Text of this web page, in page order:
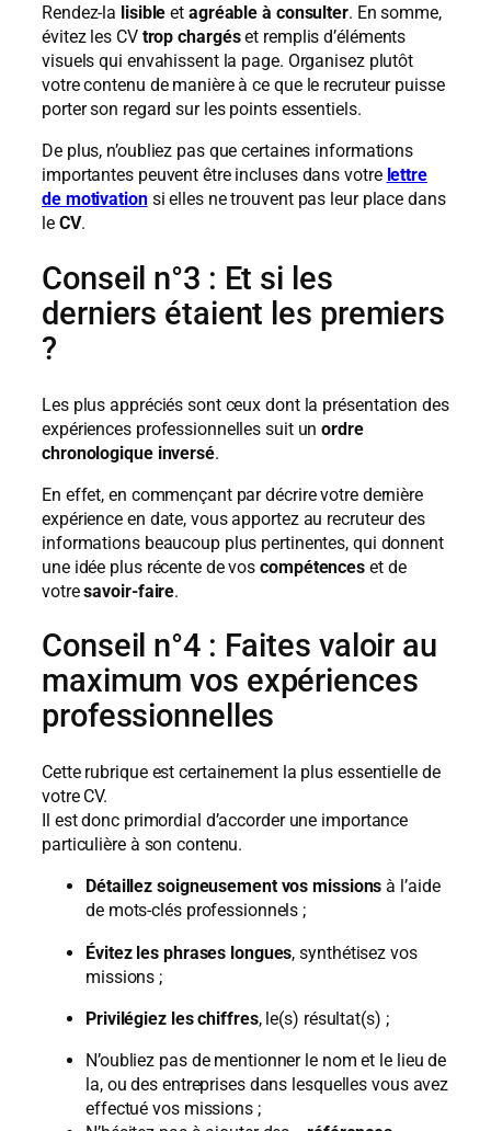
Rendez-la lisibleet agréable à consulter. En somme,
évitez les CV trop chargéset remplis d’éléments
visuels qui envahissent la page. Organisez plutôt
votre contenu de manière à ce que le recruteur puisse
porter son regard sur les points essentiels.
De plus, n’oubliez pas que certaines informations
importantes peuvent être incluses dans votre lettre
de motivationsi elles ne trouvent pas leur place dans
le CV.
Conseil n°3 : Et si les
derniers étaient les premiers
?
Les plus appréciés sont ceux dont la présentation des
expériences professionnelles suit unordre
chronologique inversé.
En effet, en commençant par décrire votre dernière
expérience en date, vous apportez au recruteur des
informations beaucoup plus pertinentes, qui donnent
une idée plus récente de voscompétences et de
votresavoir-faire.
Conseil n°4 : Faites valoir au
maximum vos expériences
professionnelles
Cette rubrique est certainement la plus essentielle de
votre CV.
Il est donc primordial d’accorder une importance
particulière à son contenu.
Détaillez soigneusement vos missions à l’aide
de mots-clés professionnels ;
Évitez les phrases longues, synthétisez vos
missions ;
Privilégiez les chiffres, le(s) résultat(s) ;
N’oubliez pas de mentionner le nom et le lieu de
la, ou des entreprises dans lesquelles vous avez
effectué vos missions ;